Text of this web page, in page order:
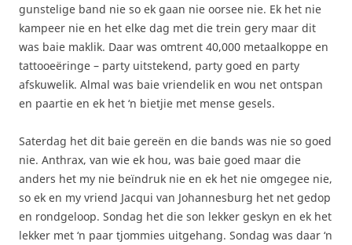
gunstelige band nie so ek gaan nie oorsee nie. Ek het nie
kampeer nie en het elke dag met die trein gery maar dit
was baie maklik. Daar was omtrent 40,000 metaalkoppe en
tattooeëringe – party uitstekend, party goed en party
afskuwelik. Almal was baie vriendelik en wou net ontspan
en paartie en ek het ‘n bietjie met mense gesels.
Saterdag het dit baie gereën en die bands was nie so goed
nie. Anthrax, van wie ek hou, was baie goed maar die
anders het my nie beïndruk nie en ek het nie omgegee nie,
so ek en my vriend Jacqui van Johannesburg het net gedop
en rondgeloop. Sondag het die son lekker geskyn en ek het
lekker met ‘n paar tjommies uitgehang. Sondag was daar ‘n